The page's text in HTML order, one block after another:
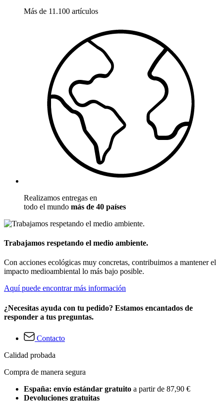
Más de 11.100 artículos
Realizamos entregas en
todo el mundo más de 40 países
Trabajamos respetando el medio ambiente.
Con acciones ecológicas muy concretas, contribuimos a mantener el
impacto medioambiental lo más bajo posible.
Aquí puede encontrar más información
¿Necesitas ayuda con tu pedido? Estamos encantados de
responder a tus preguntas.
Contacto
Calidad probada
Compra de manera segura
España: envío estándar gratuito a partir de 87,90 €
Devoluciones gratuitas